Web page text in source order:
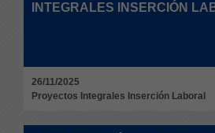
INTEGRALES INSERCIÓN
26/11/2025
Proyectos Integrales Inserción Laboral